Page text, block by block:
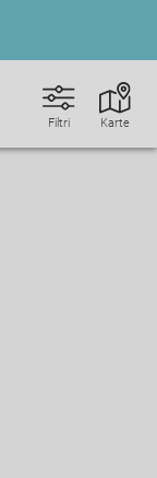
Karte
Filtri